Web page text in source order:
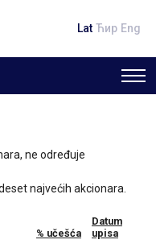
Lat Ћир Eng
ne određuje
najvećih akcionara.
% učešća
Datum
upisa